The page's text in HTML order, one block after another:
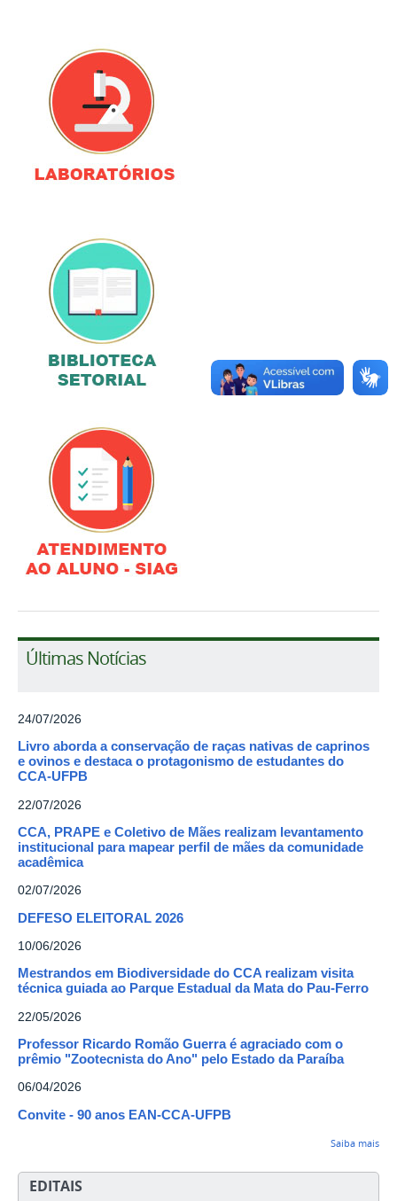
Últimas Notícias
24/07/2026
Livro aborda a conservação de raças nativas de caprinos
e ovinos e destaca o protagonismo de estudantes do
CCA-UFPB
22/07/2026
CCA, PRAPE e Coletivo de Mães realizam levantamento
institucional para mapear perfil de mães da comunidade
acadêmica
02/07/2026
DEFESO ELEITORAL 2026
10/06/2026
Mestrandos em Biodiversidade do CCA realizam visita
técnica guiada ao Parque Estadual da Mata do Pau-Ferro
22/05/2026
Professor Ricardo Romão Guerra é agraciado com o
prêmio "Zootecnista do Ano" pelo Estado da Paraíba
06/04/2026
Convite - 90 anos EAN-CCA-UFPB
Saiba mais
EDITAIS